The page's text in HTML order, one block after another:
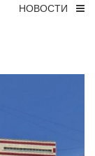
НОВОСТИ